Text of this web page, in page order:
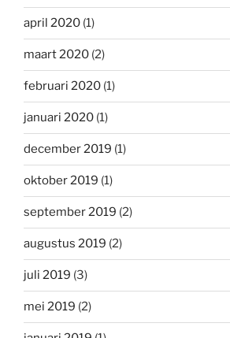
april 2020 (1)
maart 2020 (2)
februari 2020 (1)
januari 2020 (1)
december 2019 (1)
oktober 2019 (1)
september 2019 (2)
augustus 2019 (2)
juli 2019 (3)
mei 2019 (2)